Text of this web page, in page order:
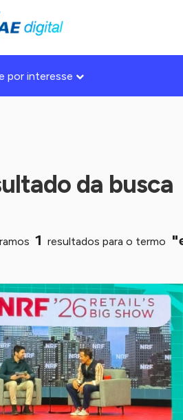
por interesse
da busca
1 resultados para o termo